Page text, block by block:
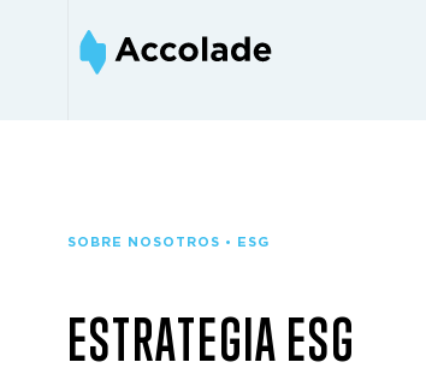
SOBRE NOSOTROS • ESG
ESTRATEGIA ESG